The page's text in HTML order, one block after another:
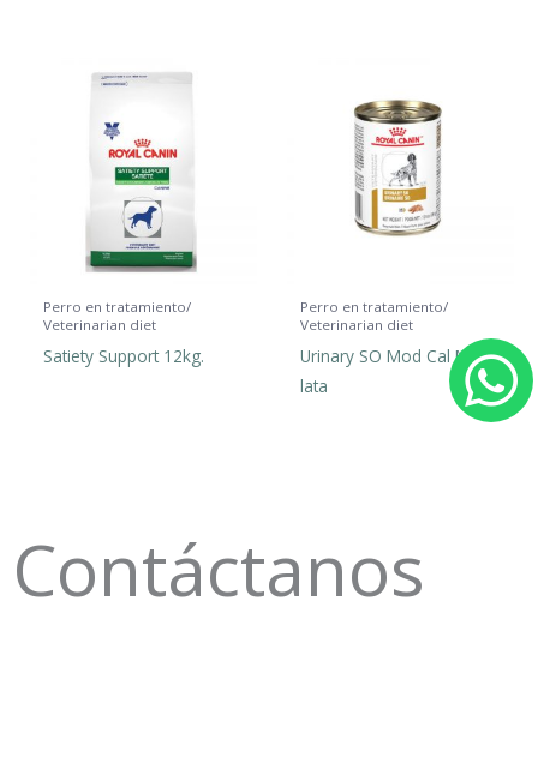
Perro en tratamiento/
Veterinarian diet
Satiety Support 12kg.
Perro en tratamiento/
Veterinarian diet
Urinary SO Mod Cal MIG
lata
Contáctanos
h